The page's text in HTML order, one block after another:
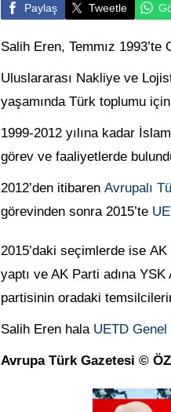
Paylaş Tweetle
Salih Eren, Temmız 1993’te
Uluslararası Nakliye ve
yaşamında Türk toplumu
1999-2012 yılına kadar
görev ve faaliyetlerde
2012’den itibaren Avrupalı
görevinden sonra 2015’te
2015’daki seçimlerde ise
yaptı ve AK Parti adına
partisinin oradaki
Salih Eren hala UETD
Avrupa Türk Gazetesi ©